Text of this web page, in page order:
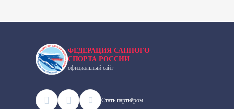
ФЕДЕРАЦИЯ САННОГО
СПОРТА РОССИИ
официальный сайт
Cтать партнёром